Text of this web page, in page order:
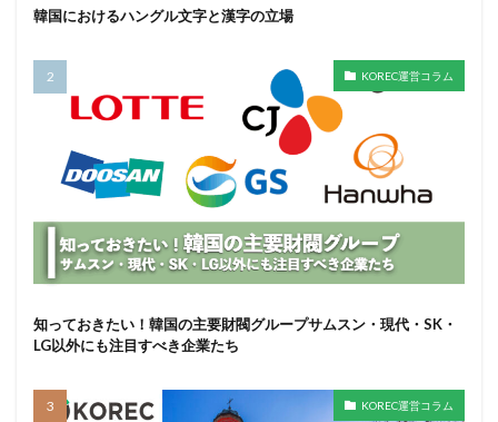
韓国におけるハングル文字と漢字の立場
KOREC運営コラム
知っておきたい！韓国の主要財閥グループサムスン・現代・SK・
LG以外にも注目すべき企業たち
KOREC運営コラム